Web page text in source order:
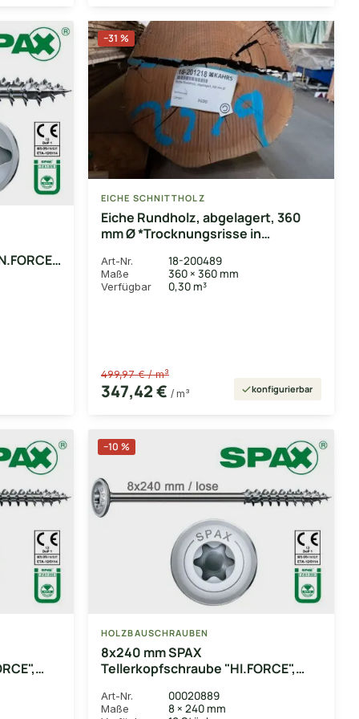
−31 %
EICHE SCHNITTHOLZ
Eiche Rundholz, abgelagert, 360
mm Ø *Trocknungsrisse in
Art-Nr. 18-200489
Maße 360 × 360 mm
Verfügbar 0,30 m³
499,97 € / m³
347,42 € / m³ konfigurierbar
−10 %
HOLZBAUSCHRAUBEN
8x240 mm SPAX
Tellerkopfschraube "HI.FORCE",
Tellerkopf, Teilgewinde, lose
Art-Nr. 00020889
Maße 8 × 240 mm